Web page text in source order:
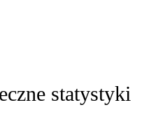
statystyki